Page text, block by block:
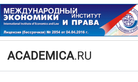
ACADEMICA.RU
Да Нет